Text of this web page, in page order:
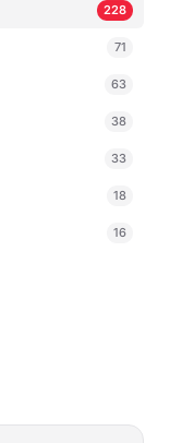
228
71
63
38
33
18
16